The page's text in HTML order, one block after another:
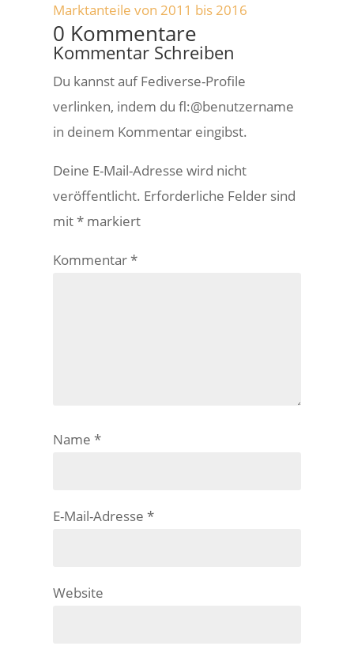
Marktanteile von 2011 bis 2016
0 Kommentare
Kommentar Schreiben
Du kannst auf Fediverse-Profile
verlinken, indem du fl:@benutzername
in deinem Kommentar eingibst.
Deine E-Mail-Adresse wird nicht
veröffentlicht. Erforderliche Felder sind
mit* markiert
Kommentar*
Name*
E-Mail-Adresse*
Website